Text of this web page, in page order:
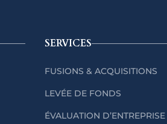
SERVICES
FUSIONS & ACQUISITIONS
LEVÉE DE FONDS
ÉVALUATION D’ENTREPRISE